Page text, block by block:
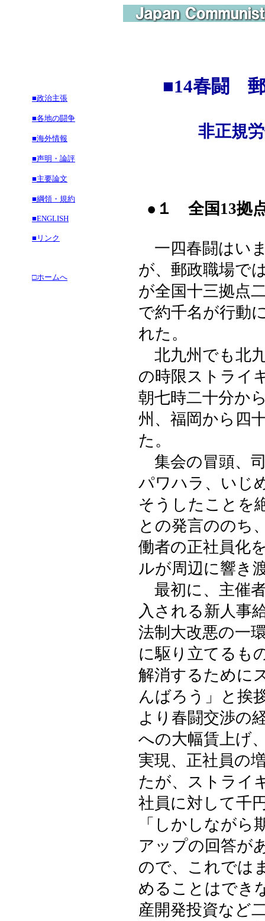
■政治主張
■各地の闘争
■海外情報
■声明・論評
■主要論文
■綱領・規約
■ENGLISH
■リンク
□ホームへ
■14春闘
非正規
●１ 全国13拠
一四春闘はい
が、郵政職場で
が全国十三拠点
で約千名が行動
れた。
北九州でも北
の時限ストライ
朝七時二十分か
州、福岡から四
た。
集会の冒頭、
パワハラ、いじ
そうしたことを
との発言ののち
働者の正社員化
ルが周辺に響き
最初に、主催
入される新人事
法制大改悪の一
に駆り立てるも
解消するために
んばろう」と挨
より春闘交渉の
への大幅賃上げ
実現、正社員の
たが、ストライ
社員に対して千
「しかしながら
アップの回答が
ので、これでは
めることはでき
産開発投資など